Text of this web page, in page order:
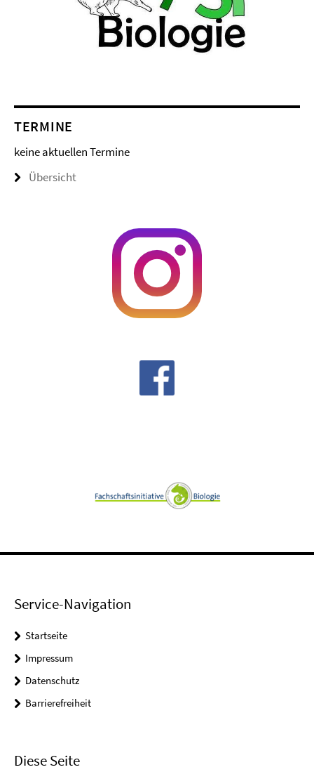
TERMINE
keine aktuellen Termine
Übersicht
Service-Navigation
Startseite
Impressum
Datenschutz
Barrierefreiheit
Diese Seite